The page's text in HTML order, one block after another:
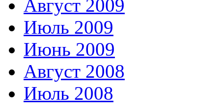
Август 2009
Июль 2009
Июнь 2009
Август 2008
Июль 2008